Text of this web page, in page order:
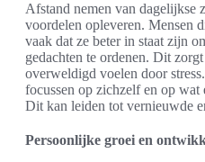
Afstand nemen van dagelijkse
voordelen opleveren. Mensen
vaak dat ze beter in staat zijn
gedachten te ordenen. Dit
overweldigd voelen door
focussen op zichzelf en op
Dit kan leiden tot vernieuwde
Persoonlijke groei en